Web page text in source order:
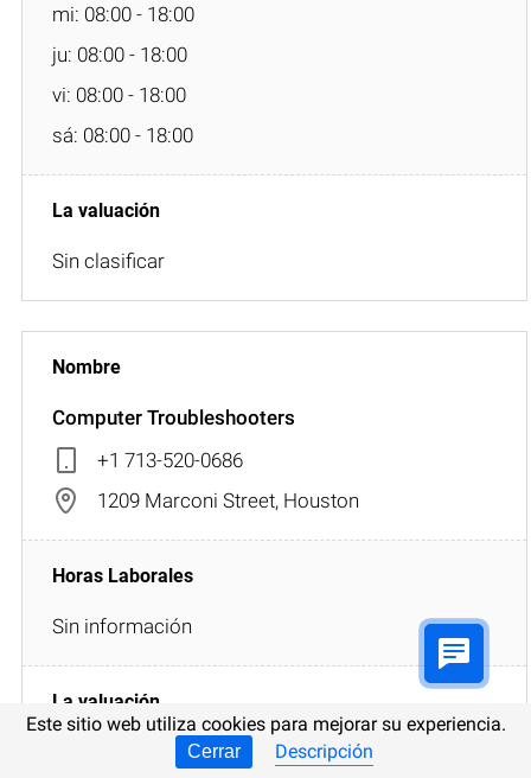
mi: 08:00 - 18:00
ju: 08:00 - 18:00
vi: 08:00 - 18:00
sá: 08:00 - 18:00
Sin clasificar
Computer Troubleshooters
+1 713-520-0686
1209 Marconi Street, Houston
Sin información
Este sitio web utiliza cookies para mejorar su experiencia.
Cerrar Descripción